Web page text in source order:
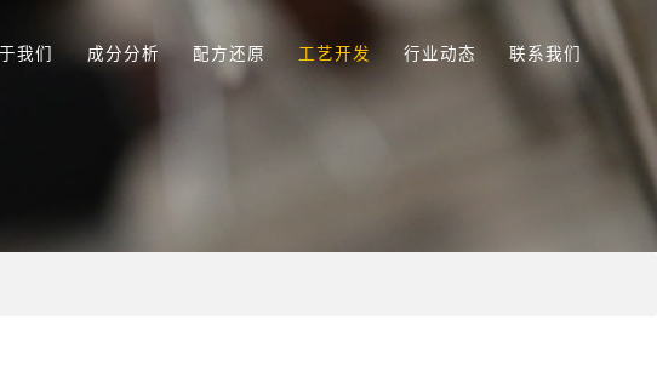
我们 成分分析 配方还原 工艺开发 行业动态 联系我们